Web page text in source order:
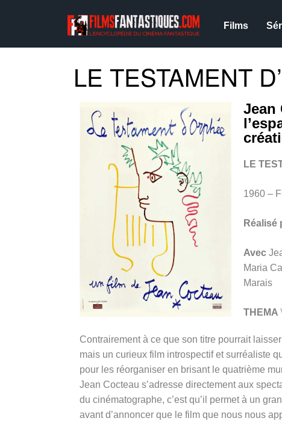
Films
LE TESTAMENT
Jean
LE
1960 –
Réalisé
Avec
Maria
Marais
THEMA
Contrairement à ce que son titre pourrait
mais un curieux film introspectif et surréaliste
pour les réorganiser en brisant le quatrième
Jean Cocteau s’adresse directement aux
du cinématographe, c’est qu’il permet à un
avant d’annoncer que le film que nous nous